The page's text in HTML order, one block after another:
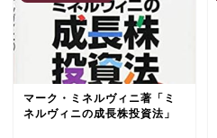
マーク・ミネルヴィニ著「ミ
ネルヴィニの成長株投資法」